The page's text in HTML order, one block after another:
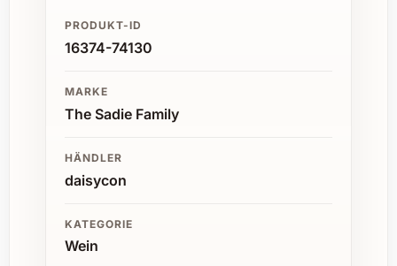
PRODUKT-ID
16374-74130
MARKE
The Sadie Family
HÄNDLER
daisycon
KATEGORIE
Wein